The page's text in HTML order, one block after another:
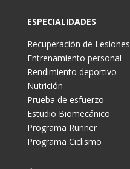
ESPECIALIDADES
Recuperación de Lesiones
Entrenamiento personal
Rendimiento deportivo
Nutrición
Prueba de esfuerzo
Estudio Biomecánico
Programa Runner
Programa Ciclismo